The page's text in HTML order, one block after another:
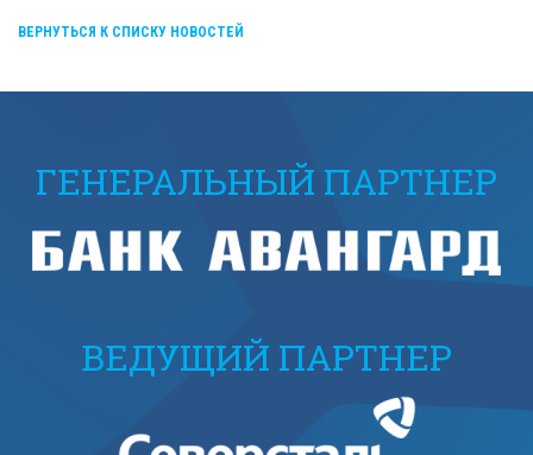
ВЕРНУТЬСЯ К СПИСКУ НОВОСТЕЙ
ГЕНЕРАЛЬНЫЙ ПАРТНЕР
ВЕДУЩИЙ ПАРТНЕР